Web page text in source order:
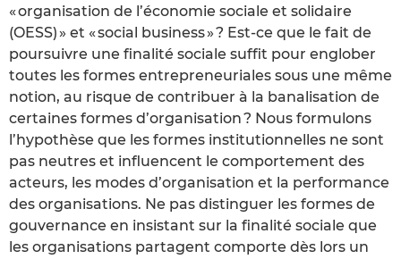
« organisation de l’économie sociale et solidaire
(OESS) » et « social business » ? Est-ce que le fait de
poursuivre une finalité sociale suffit pour englober
toutes les formes entrepreneuriales sous une même
notion, au risque de contribuer à la banalisation de
certaines formes d’organisation ? Nous formulons
l’hypothèse que les formes institutionnelles ne sont
pas neutres et influencent le comportement des
acteurs, les modes d’organisation et la performance
des organisations. Ne pas distinguer les formes de
gouvernance en insistant sur la finalité sociale que
les organisations partagent comporte dès lors un